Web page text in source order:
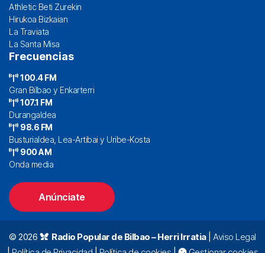
Athletic Beti Zurekin
Hirukoa Bizkaian
La Traviata
La Santa Misa
Frecuencias
100.4 FM
Gran Bilbao y Enkarterri
107.1 FM
Durangaldea
98.6 FM
Busturialdea, Lea-Artibai y Uribe-Kosta
900 AM
Onda media
Anúnciate
© 2026 Radio Popular de Bilbao – Herri Irratia| Aviso Legal